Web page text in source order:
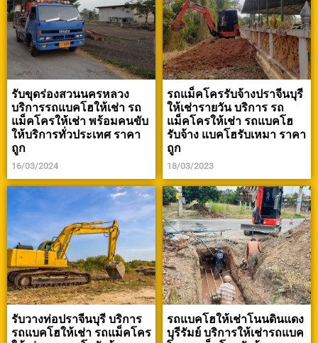
รับขุดร่องสวนนครหลวง
บริการรถแบคโฮให้เช่า รถ
แม็คโครให้เช่า พร้อมคนขับ
ให้บริการทั่วประเทศ ราคา
ถูก
16/03/2024
รถแม็คโครรับจ้างปราจีนบุรี
ให้เช่ารายวัน บริการ รถ
แม็คโครให้เช่า รถแบคโฮ
รับจ้าง แบคโฮรับเหมา ราคา
ถูก
18/03/2023
รับวางท่อปราจีนบุรี บริการ
รถแบคโฮให้เช่า รถแม็คโคร
รถแบคโฮให้เช่าโนนดินแดง
บุรีรัมย์ บริการให้เช่ารถแบค